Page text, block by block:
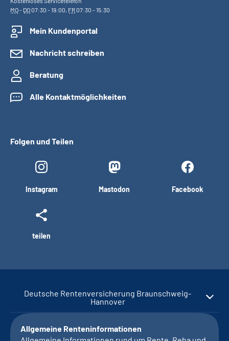
MO- DO07:30 - 19:00, FR07:30 - 15:30
Mein Kundenportal
Nachricht schreiben
Beratung
Alle Kontaktmöglichkeiten
Folgen und Teilen
Instagram Mastodon Facebook
teilen
Deutsche Rentenversicherung Braunschweig-
Hannover
Allgemeine Renteninformationen